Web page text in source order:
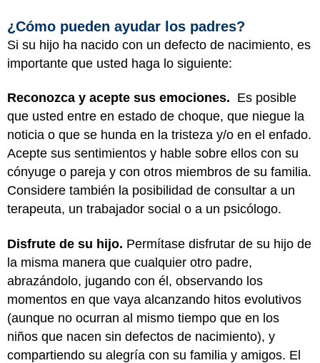
¿Cómo pueden ayudar los padres?
Si su hijo ha nacido con un defecto de nacimiento, es
importante que usted haga lo siguiente:
Reconozca y acepte sus emociones. Es posible
que usted entre en estado de choque, que niegue la
noticia o que se hunda en la tristeza y/o en el enfado.
Acepte sus sentimientos y hable sobre ellos con su
cónyuge o pareja y con otros miembros de su familia.
Considere también la posibilidad de consultar a un
terapeuta, un trabajador social o a un psicólogo.
Disfrute de su hijo. Permítase disfrutar de su hijo de
la misma manera que cualquier otro padre,
abrazándolo, jugando con él, observando los
momentos en que vaya alcanzando hitos evolutivos
(aunque no ocurran al mismo tiempo que en los
niños que nacen sin defectos de nacimiento), y
compartiendo su alegría con su familia y amigos. El